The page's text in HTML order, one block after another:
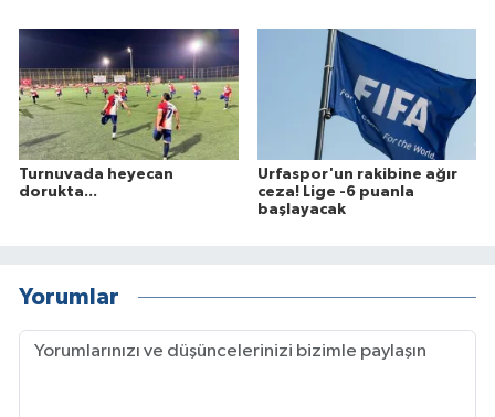
Turnuvada heyecan
dorukta...
Urfaspor'un rakibine ağır
ceza! Lige -6 puanla
başlayacak
Yorumlar